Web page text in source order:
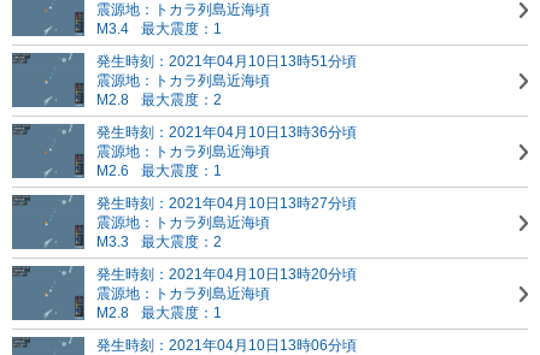
震源地：トカラ列島近海頃
M3.4
最大震度：1
発生時刻：2021年04月10日13時51分頃
震源地：トカラ列島近海頃
M2.8
最大震度：2
発生時刻：2021年04月10日13時36分頃
震源地：トカラ列島近海頃
M2.6
最大震度：1
発生時刻：2021年04月10日13時27分頃
震源地：トカラ列島近海頃
M3.3
最大震度：2
発生時刻：2021年04月10日13時20分頃
震源地：トカラ列島近海頃
M2.8
最大震度：1
発生時刻：2021年04月10日13時06分頃